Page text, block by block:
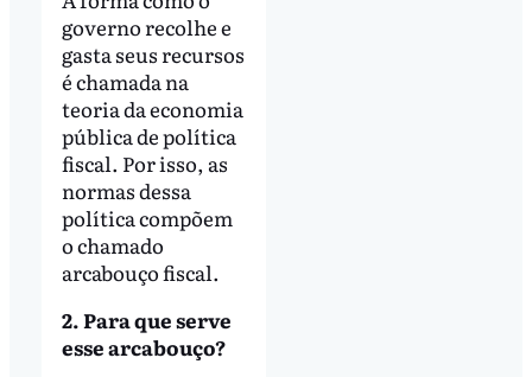
governo recolhe e
gasta seus recursos
é chamada na
teoria da economia
pública de política
fiscal. Por isso, as
normas dessa
política compõem
o chamado
arcabouço fiscal.
2. Para que serve
esse arcabouço?